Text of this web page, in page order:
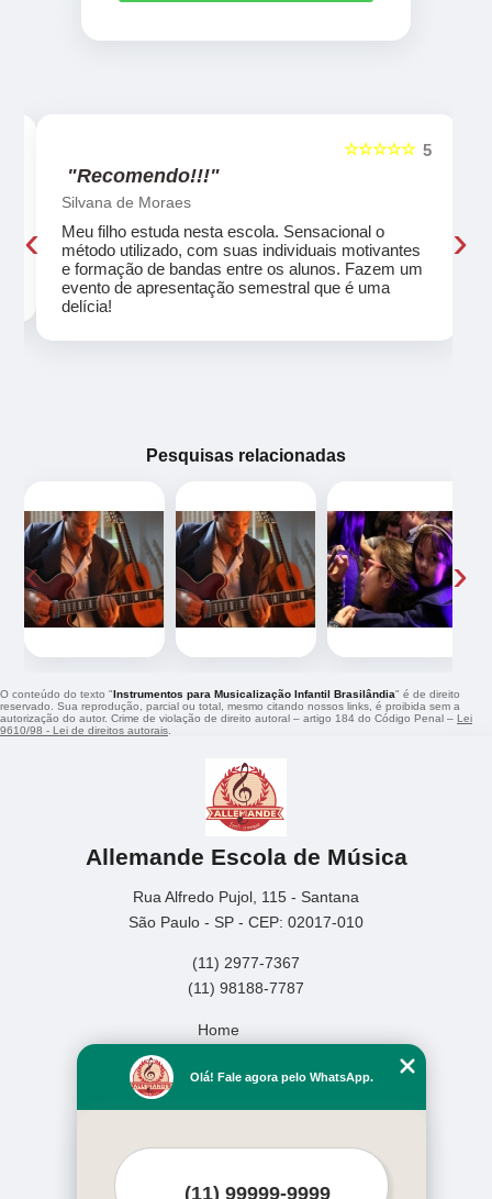
5
☆☆☆☆☆
"Recomendo!!!"
Silvana de Moraes
Meu filho estuda nesta escola. Sensacional o
método utilizado, com suas individuais motivantes
e formação de bandas entre os alunos. Fazem um
evento de apresentação semestral que é uma
delícia!
‹ ›
Pesquisas relacionadas
‹ ›
O conteúdo do texto "Instrumentos para Musicalização Infantil Brasilândia" é de direito
reservado. Sua reprodução, parcial ou total, mesmo citando nossos links, é proibida sem a
autorização do autor. Crime de violação de direito autoral – artigo 184 do Código Penal – Lei
9610/98 - Lei de direitos autorais
Allemande Escola de Música
Rua Alfredo Pujol, 115 - Santana
São Paulo - SP - CEP: 02017-010
(11) 2977-7367
(11) 98188-7787
Home
Missão
Serviços
Mais Serviços
Olá! Fale agora pelo WhatsApp.